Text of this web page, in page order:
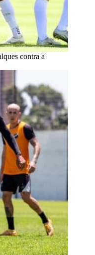
contra a